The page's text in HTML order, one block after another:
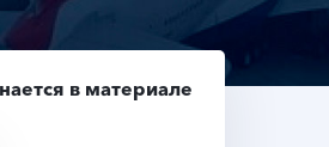
в материале